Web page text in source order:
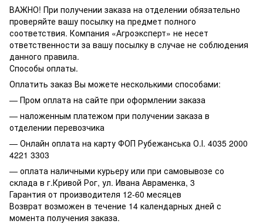
ВАЖНО! При получении заказа на отделении обязательно
проверяйте вашу посылку на предмет полного
соответствия. Компания «Агроэксперт» не несет
ответственности за вашу посылку в случае не соблюдения
данного правила.
Способы оплаты.
Оплатить заказ Вы можете несколькими способами:
— Пром оплата на сайте при оформлении заказа
— наложенным платежом при получении заказа в
отделении перевозчика
— Онлайн оплата на карту ФОП Рубежанська О.І. 4035 2000
4221 3303
— оплата наличными курьеру или при самовывозе со
склада в г.Кривой Рог, ул. Ивана Авраменка, 3
Гарантия от производителя 12-60 месяцев
Возврат возможен в течение 14 календарных дней с
момента получения заказа.